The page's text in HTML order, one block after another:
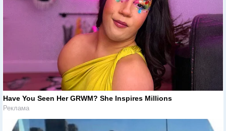
Have You Seen Her GRWM? She Inspires Millions
Реклама